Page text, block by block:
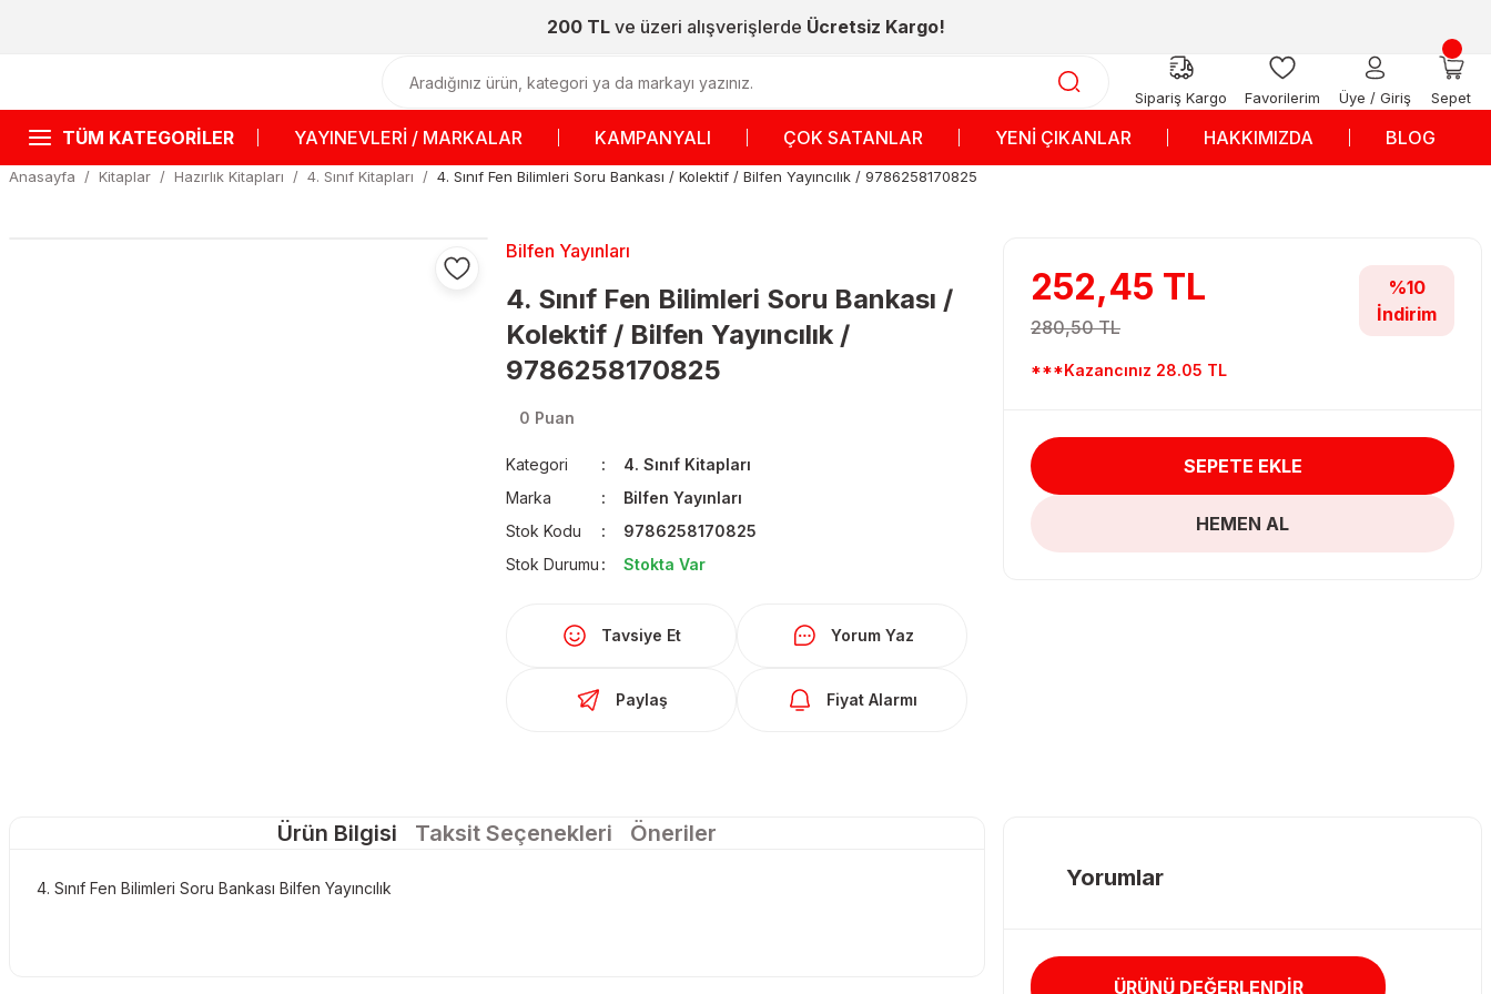
200 TLve üzeri alışverişlerde Ücretsiz Kargo!
Sipariş Kargo Favorilerim Üye / Giriş Sepet
TÜM KATEGORİLER YAYINEVLERİ / MARKALAR KAMPANYALI ÇOK SATANLAR YENİ ÇIKANLAR HAKKIMIZDA BLOG
Anasayfa Kitaplar Hazırlık Kitapları 4. Sınıf Kitapları 4. Sınıf Fen Bilimleri Soru Bankası / Kolektif / Bilfen Yayıncılık / 9786258170825
Bilfen Yayınları
4. Sınıf Fen Bilimleri Soru Bankası /
Kolektif / Bilfen Yayıncılık /
9786258170825
0 Puan
Kategori
4. Sınıf Kitapları
Marka
Bilfen Yayınları
Stok Kodu
9786258170825
Stok Durumu
Stokta Var
Tavsiye Et Yorum Yaz
Paylaş Fiyat Alarmı
252,45 TL
280,50 TL
***Kazancınız 28.05 TL
%10
İndirim
SEPETE EKLE
HEMEN AL
Ürün Bilgisi Taksit Seçenekleri Öneriler
4. Sınıf Fen Bilimleri Soru Bankası Bilfen Yayıncılık Yorumlar
ÜRÜNÜ DEĞERLENDİR